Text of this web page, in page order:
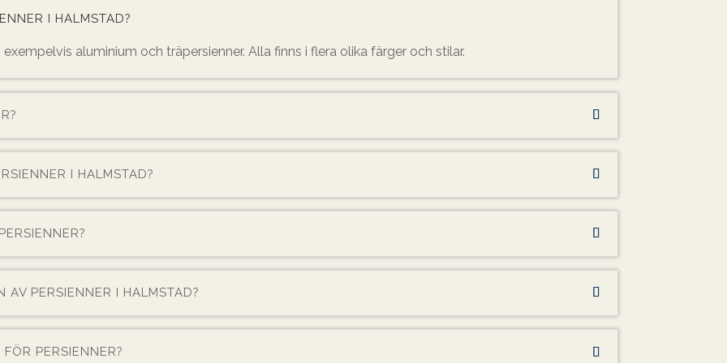
I HALMSTAD?
aluminium och träpersienner. Alla finns i flera olika färger och stilar.
I HALMSTAD?
AV PERSIENNER I HALMSTAD?
PERSIENNER?